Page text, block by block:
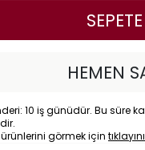
HEMEN
10 iş günüdür. Bu süre
ürünlerini görmek için